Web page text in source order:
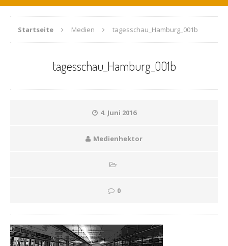
Startseite Medien tagesschau_Hamburg_001b
tagesschau_Hamburg_001b
4. Juni 2016
Medienhektor
0